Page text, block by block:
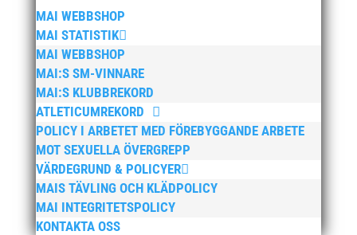
MAI WEBBSHOP
MAI STATISTIK
MAI WEBBSHOP
MAI:S SM-VINNARE
MAI:S KLUBBREKORD
ATLETICUMREKORD
POLICY I ARBETET MED FÖREBYGGANDE ARBETE
MOT SEXUELLA ÖVERGREPP
VÄRDEGRUND & POLICYER
MAIS TÄVLING OCH KLÄDPOLICY
MAI INTEGRITETSPOLICY
KONTAKTA OSS
mars 2018
februari 2018
januari 2018
december 2017
november 2017
oktober 2017
september 2017
augusti 2017
juli 2017
juni 2017